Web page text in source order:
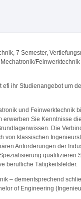
7 Semester,
Feinwerktechnik
efi ihr Studienangebot um
und Feinwerktechnik
erwerben Sie Kenntnisse
Die
von klassischen
Anforderungen der
qualifizieren
berufliche Tätigkeitsfelder.
– dementsprechend
of Engineering